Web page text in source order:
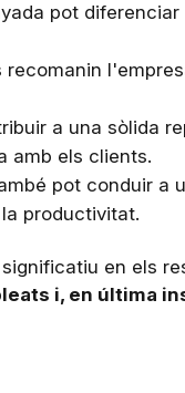
pot
a una sòlida
amb els clients.
pot conduir a
productivitat.
en els
i, en última